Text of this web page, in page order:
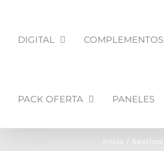
DIGITAL COMPLEMENTOS
PACK OFERTA PANELES
Inicio bautizos